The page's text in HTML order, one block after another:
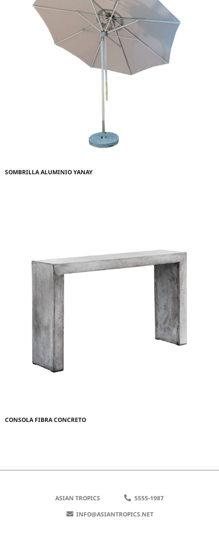
SOMBRILLA ALUMINIO YANAY
CONSOLA FIBRA CONCRETO
ASIAN TROPICS
5555-1987
INFO@ASIANTROPICS.NET